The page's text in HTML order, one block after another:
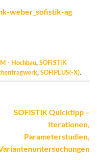
weber_sofistik-ag
- Hochbau,SOFiSTiK
,SOFiPLUS(-X).
SOFiSTiK Quicktipp –
Iterationen,
Parameterstudien,